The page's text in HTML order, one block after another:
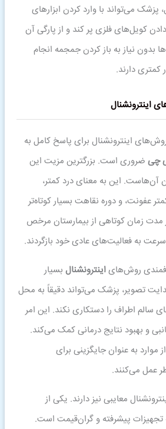
پزشک می‌تواند با وارد کردن ابزارهای
دادن کویل‌های فلزی پر کند و از پارگی آن
بدون نیاز به باز کردن جمجمه انجام
دارند.
اینترونشنال
اینترونشنال برای پاسخ کامل به
چی ضروری است. بزرگترین مزیت این
آن‌هاست. این به معنای درد کمتر،
عفونت، و دوره نقاهت بسیار کوتاه‌تر
مدت زمان کوتاهی از بیمارستان مرخص
به فعالیت‌های عادی خود بازگردند.
روش‌هایاینترونشنال بسیار
تصویر، پزشک می‌تواند دقیقاً به محل
سالم اطراف را دستکاری نکند. این امر
و بهبود نتایج درمانی کمک می‌کند.
به عنوان جایگزینی برای
عمل می‌کنند.
معایبی نیز دارند. یکی از
تجهیزات پیشرفته و گران‌قیمت است.